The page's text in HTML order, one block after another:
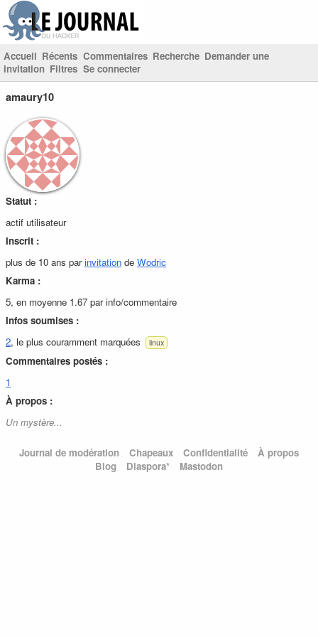
Accueil Récents Commentaires Recherche Demander une
invitation Filtres Se connecter
amaury10
Statut :
actif utilisateur
Inscrit :
plus de 10 ans parinvitation de Wodric
Karma :
5, en moyenne 1.67 par info/commentaire
Infos soumises :
2, le plus couramment marquées linux
Commentaires postés :
1
À propos :
Un mystère...
Journal de modération Chapeaux Confidentialité
À propos
Blog
Diaspora* Mastodon